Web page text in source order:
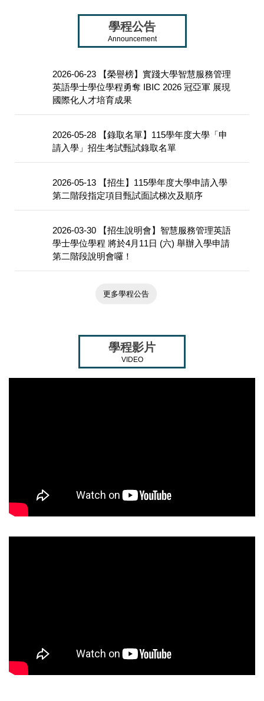
學程公告
Announcement
2026-06-23
【榮譽榜】實踐大學智慧服務管理
英語學士學位學程勇奪 IBIC 2026 冠亞軍 展現
國際化人才培育成果
2026-05-28
【錄取名單】115學年度大學「申
請入學」招生考試甄試錄取名單
2026-05-13
【招生】115學年度大學申請入學
第二階段指定項目甄試面試梯次及順序
2026-03-30
【招生說明會】智慧服務管理英語
學士學位學程 將於4月11日 (六) 舉辦入學申請
第二階段說明會囉！
更多學程公告
學程影片
VIDEO